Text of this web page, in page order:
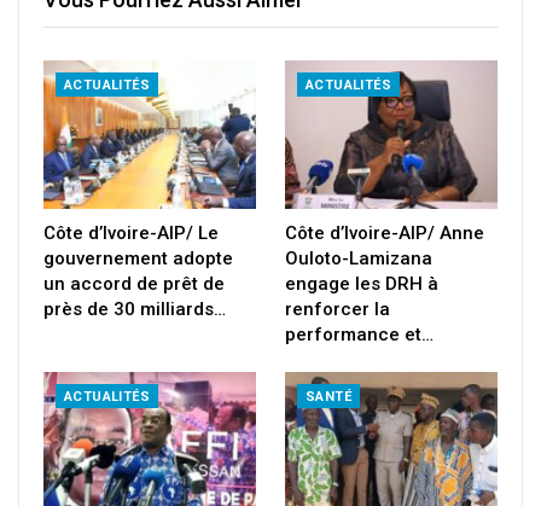
ACTUALITÉS
Côte d’Ivoire-AIP/ Le
gouvernement adopte
un accord de prêt de
près de 30 milliards…
ACTUALITÉS
Côte d’Ivoire-AIP/ Anne
Ouloto-Lamizana
engage les DRH à
renforcer la
performance et…
ACTUALITÉS SANTÉ